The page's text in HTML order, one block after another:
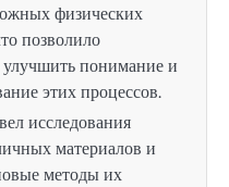
физических
позволило
улучшить понимание и
этих процессов.
исследования
материалов и
методы их